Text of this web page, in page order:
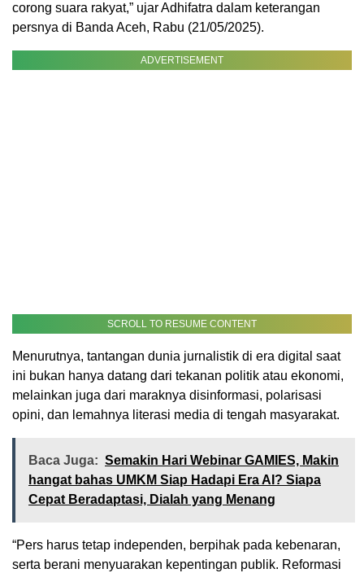
corong suara rakyat,” ujar Adhifatra dalam keterangan
persnya di Banda Aceh, Rabu (21/05/2025).
ADVERTISEMENT
SCROLL TO RESUME CONTENT
Menurutnya, tantangan dunia jurnalistik di era digital saat
ini bukan hanya datang dari tekanan politik atau ekonomi,
melainkan juga dari maraknya disinformasi, polarisasi
opini, dan lemahnya literasi media di tengah masyarakat.
Baca Juga: Semakin Hari Webinar GAMIES, Makin
hangat bahas UMKM Siap Hadapi Era AI? Siapa
Cepat Beradaptasi, Dialah yang Menang
“Pers harus tetap independen, berpihak pada kebenaran,
serta berani menyuarakan kepentingan publik. Reformasi